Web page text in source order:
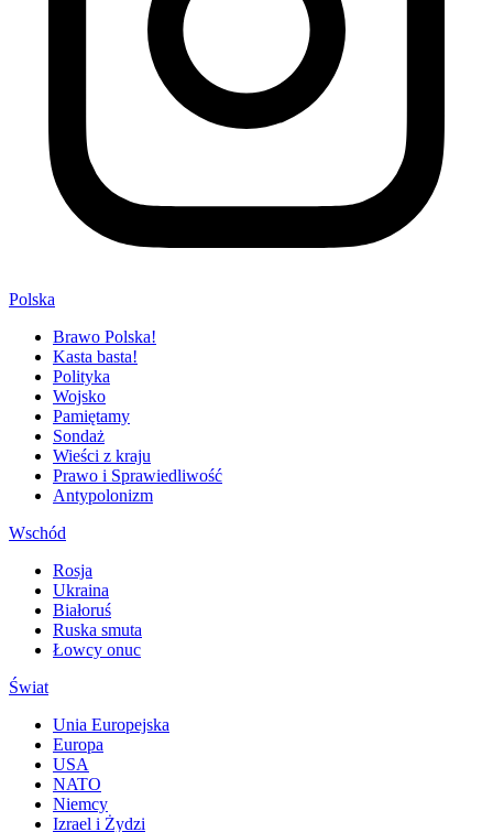
Polska
Brawo Polska!
Kasta basta!
Polityka
Wojsko
Pamiętamy
Sondaż
Wieści z kraju
Prawo i Sprawiedliwość
Antypolonizm
Wschód
Rosja
Ukraina
Białoruś
Ruska smuta
Łowcy onuc
Świat
Unia Europejska
Europa
USA
NATO
Niemcy
Izrael i Żydzi